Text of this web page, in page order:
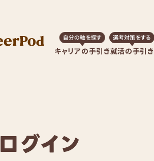
キャリアの手引き
自分の軸を探す
就活の手引き
選考対策をする
ログイン